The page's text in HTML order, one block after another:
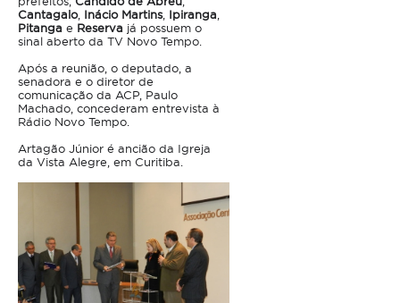
Cantagalo, Inácio Martins, Ipiranga
Pitanga e Reserva já possuem o
sinal aberto da TV Novo Tempo.
Após a reunião, o deputado, a
senadora e o diretor de
comunicação da ACP, Paulo
Machado, concederam entrevista à
Rádio Novo Tempo.
Artagão Júnior é ancião da Igreja
da Vista Alegre, em Curitiba.